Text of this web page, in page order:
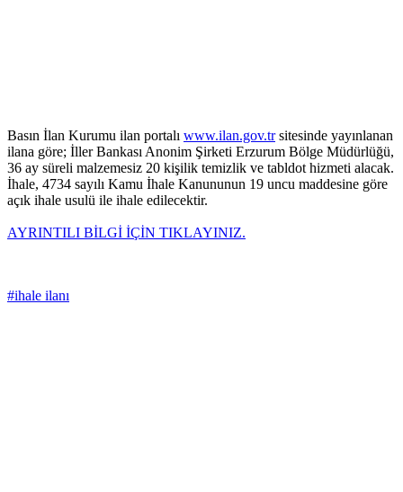
Basın İlan Kurumu ilan portalı www.ilan.gov.trsitesinde yayınlanan
ilana göre; İller Bankası Anonim Şirketi Erzurum Bölge Müdürlüğü,
36 ay süreli malzemesiz 20 kişilik temizlik ve tabldot hizmeti alacak.
İhale, 4734 sayılı Kamu İhale Kanununun 19 uncu maddesine göre
açık ihale usulü ile ihale edilecektir.
AYRINTILI BİLGİ İÇİN TIKLAYINIZ.
#ihale ilanı